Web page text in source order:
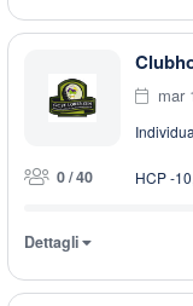
mar
0 / 40 HCP -
Dettagli